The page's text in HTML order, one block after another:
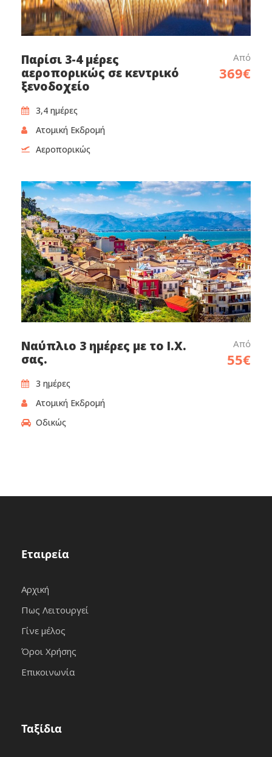
Παρίσι 3-4 μέρες
αεροπορικώς σε κεντρικό
ξενοδοχείο
Από
369€
3,4 ημέρες‎
Ατομική Εκδρομή
Αεροπορικώς
Ναύπλιο 3 ημέρες με το Ι.Χ.
σας.
Από
55€
3 ημέρες‎
Ατομική Εκδρομή
Οδικώς
Εταιρεία
Αρχική
Πως Λειτουργεί
Γίνε μέλος
Όροι Χρήσης
Επικοινωνία
Ταξίδια